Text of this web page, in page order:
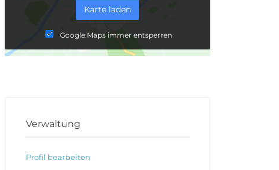
Karte laden
Google Maps immer entsperren
Verwaltung
Profil bearbeiten